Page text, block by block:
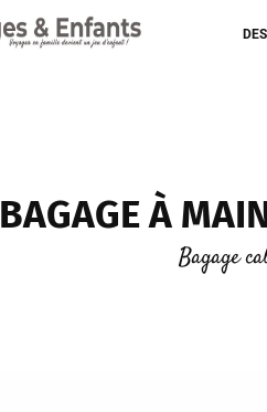
BAGAGE À
Bagage